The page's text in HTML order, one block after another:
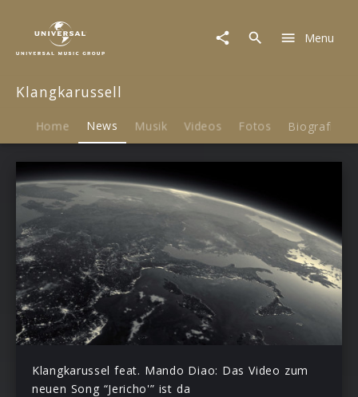
Menu
Klangkarussell
Home News Musik Videos Fotos Biografie
Klangkarussel feat. Mando Diao: Das Video zum
neuen Song “Jericho'” ist da